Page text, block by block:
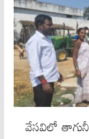
వేసవిలో